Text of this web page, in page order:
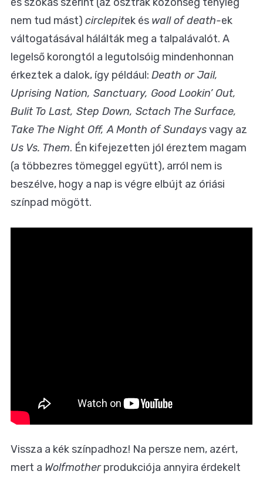
nem tud mást) circlepitek és wall of death-ek
váltogatásával hálálták meg a talpalávalót. A
legelső korongtól a legutolsóig mindenhonnan
érkeztek a dalok, így például: Death or Jail,
Uprising Nation, Sanctuary, Good Lookin’ Out,
Bulit To Last, Step Down, Sctach The Surface,
Take The Night Off, A Month of Sundaysvagy az
Us Vs. Them. Én kifejezetten jól éreztem magam
(a többezres tömeggel együtt), arról nem is
beszélve, hogy a nap is végre elbújt az óriási
színpad mögött.
Vissza a kék színpadhoz! Na persze nem, azért,
mert a Wolfmotherprodukciója annyira érdekelt